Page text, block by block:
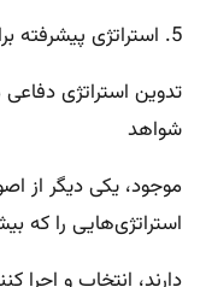
5. استراتژی پیشرفته برای یک دفاعی مناسب:
تدوین استراتژی
شواهد
موجود، یکی دیگر از
استراتژی‌هایی را که
دارند، انتخاب و اجرا